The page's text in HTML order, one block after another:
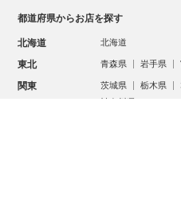
都道府県からお店を探す
北海道 北海道
東北 青森県 岩手県
関東 茨城県 栃木県
神奈川県